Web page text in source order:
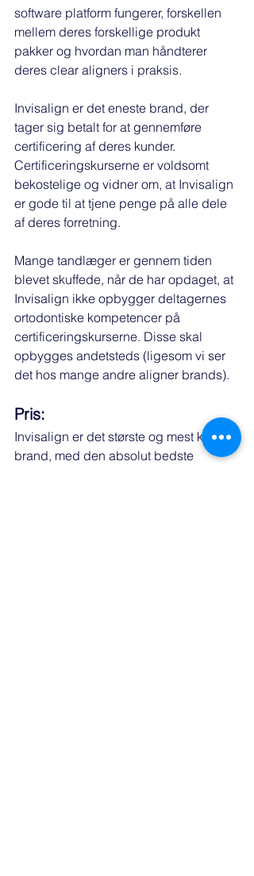
software platform fungerer, forskellen
mellem deres forskellige produkt
pakker og hvordan man håndterer
deres clear aligners i praksis.
Invisalign er det eneste brand, der
tager sig betalt for at gennemføre
certificering af deres kunder.
Certificeringskurserne er voldsomt
bekostelige og vidner om, at Invisalign
er gode til at tjene penge på alle dele
af deres forretning.
Mange tandlæger er gennem tiden
blevet skuffede, når de har opdaget, at
Invisalign ikke opbygger deltagernes
ortodontiske kompetencer på
certificeringskurserne. Disse skal
opbygges andetsteds (ligesom vi ser
det hos mange andre aligner brands).
Pris:
Invisalign er det største og mest kendte
brand, med den absolut bedste